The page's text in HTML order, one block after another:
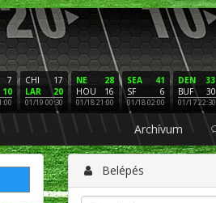
7
10
17
CHI
20
LAR
01/19 00:30
28
NE
16
HOU
01/18 21:00
41
SEA
6
SF
01/18 02:00
33
DEN
30
BUF
01/17 22:30
Archívum
Belépés